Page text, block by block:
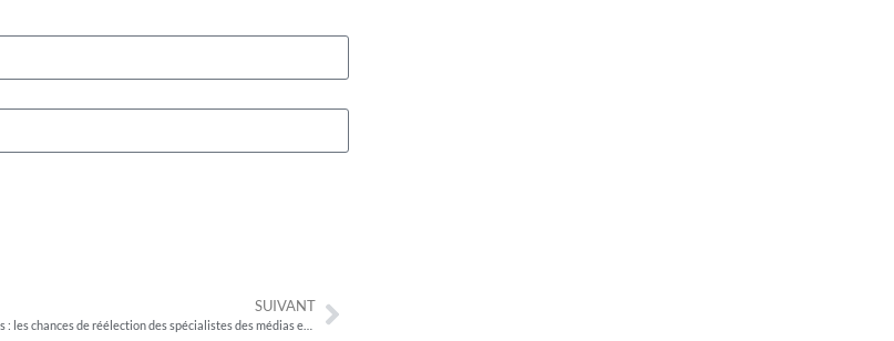
SUIVANT
Législatives : les chances de réélection des spécialistes des médias et du numérique